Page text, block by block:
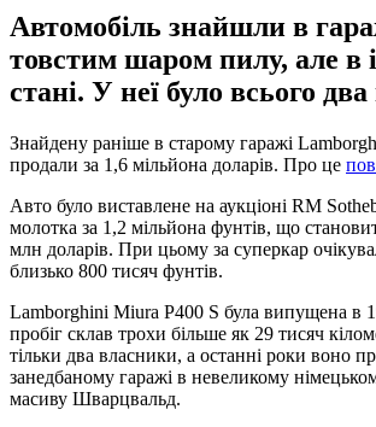
Автомобіль знайшли в
товстим шаром пилу, але в
стані. У неї було всього
Знайдену раніше в старому гаражі
продали за 1,6 мільйона доларів. Про це
Авто було виставлене на аукціоні RM
молотка за 1,2 мільйона фунтів, що
млн доларів. При цьому за суперкар
близько 800 тисяч фунтів.
Lamborghini Miura P400 S була випущена в
пробіг склав трохи більше як 29 тисяч
тільки два власники, а останні роки воно
занедбаному гаражі в невеликому
масиву Шварцвальд.